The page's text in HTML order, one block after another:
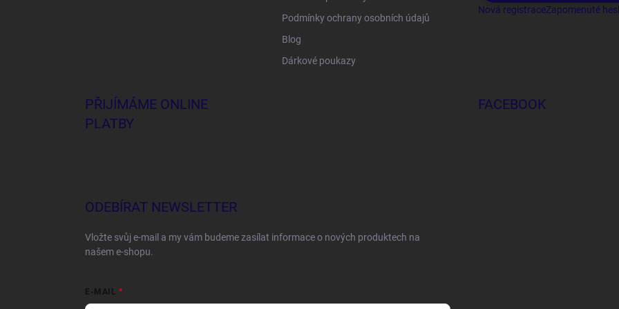
Podmínky ochrany osobních údajů
Blog
Dárkové poukazy
Nová registraceZapomenuté
PŘIJÍMÁME ONLINE
PLATBY
FACEBOOK
ODEBÍRAT NEWSLETTER
Vložte svůj e-mail a my vám budeme zasílat informace o nových produktech na
našem e-shopu.
E-MAIL